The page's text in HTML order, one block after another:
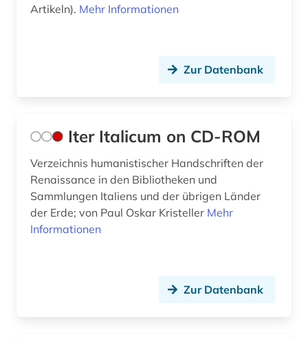
Artikeln). Mehr Informationen
Zur Datenbank
Iter Italicum on CD-ROM
Verzeichnis humanistischer Handschriften der
Renaissance in den Bibliotheken und
Sammlungen Italiens und der übrigen Länder
der Erde; von Paul Oskar Kristeller Mehr
Informationen
Zur Datenbank